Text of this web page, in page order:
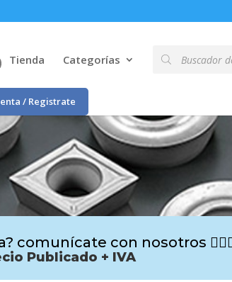
Tienda Categorías de
productos
/ Registrate
comunícate con nosotros
Publicado + IVA